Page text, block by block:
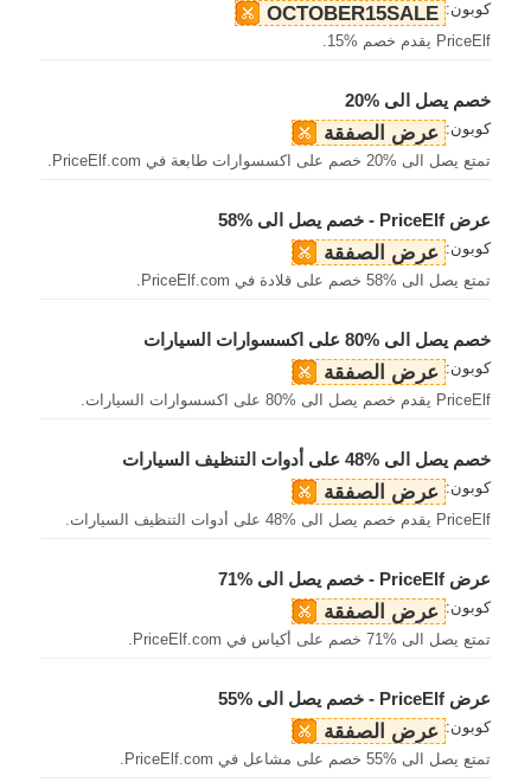
كوبون: OCTOBER15SALE
PriceElf يقدم خصم %15.
خصم يصل الى %20
كوبون: عرض الصفقة
تمتع يصل الى %20 خصم على اكسسوارات طابعة في PriceElf.com.
عرض PriceElf - خصم يصل الى %58
كوبون: عرض الصفقة
تمتع يصل الى %58 خصم على قلادة في PriceElf.com.
خصم يصل الى %80 على اكسسوارات السيارات
كوبون: عرض الصفقة
PriceElf يقدم خصم يصل الى %80 على اكسسوارات السيارات.
خصم يصل الى %48 على أدوات التنظيف السيارات
كوبون: عرض الصفقة
PriceElf يقدم خصم يصل الى %48 على أدوات التنظيف السيارات.
عرض PriceElf - خصم يصل الى %71
كوبون: عرض الصفقة
تمتع يصل الى %71 خصم على أكياس في PriceElf.com.
عرض PriceElf - خصم يصل الى %55
كوبون: عرض الصفقة
تمتع يصل الى %55 خصم على مشاعل في PriceElf.com.